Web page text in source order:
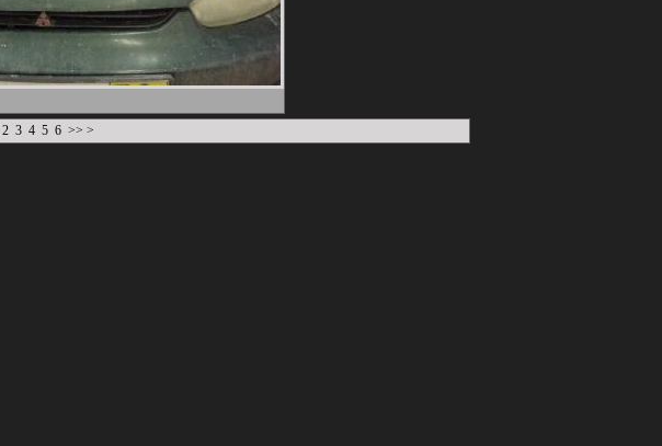
2 3 4 5 6 >> >